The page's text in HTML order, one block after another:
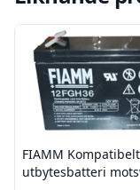
FIAMM Kompatibelt
utbytesbatteri